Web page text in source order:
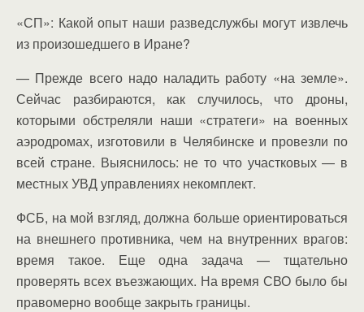
«СП»: Какой опыт наши разведслужбы могут извлечь
из произошедшего в Иране?
— Прежде всего надо наладить работу «на земле».
Сейчас разбираются, как случилось, что дроны,
которыми обстреляли наши «стратеги» на военных
аэродромах, изготовили в Челябинске и провезли по
всей стране. Выяснилось: не то что участковых — в
местных УВД управлениях некомплект.
ФСБ, на мой взгляд, должна больше ориентироваться
на внешнего противника, чем на внутренних врагов:
время такое. Еще одна задача — тщательно
проверять всех въезжающих. На время СВО было бы
правомерно вообще закрыть границы.